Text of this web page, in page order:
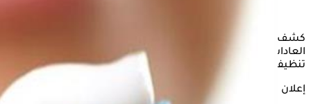
كشف أخصائي طب الفم والأسنان، الدكتور مروان عبد الجواد،
العادات الخاطئة التي تسبب
تسوس الأسنان
تنظيفها وتفريشها بالمعجون، وكذا المضمضة بالغسول.
إعلان